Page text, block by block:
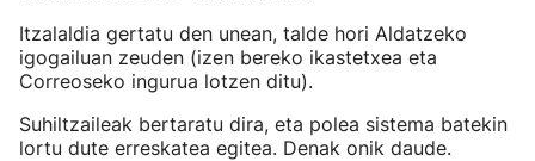
Itzalaldia gertatu den unean, talde hori Aldatzeko
igogailuan zeuden (izen bereko ikastetxea eta
Correoseko ingurua lotzen ditu).
Suhiltzaileak bertaratu dira, eta polea sistema batekin
lortu dute erreskatea egitea. Denak onik daude.